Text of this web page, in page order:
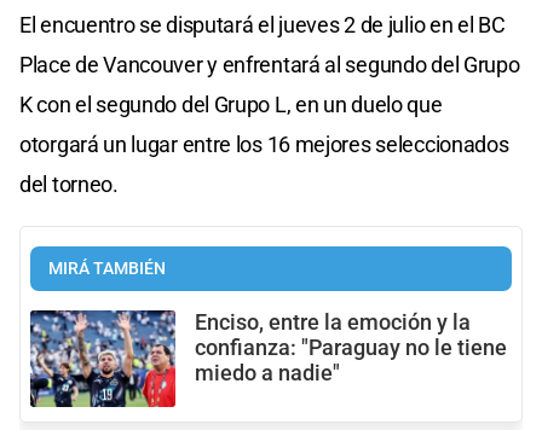
El encuentro se disputará el jueves 2 de julio en el BC
Place de Vancouver y enfrentará al segundo del Grupo
K con el segundo del Grupo L, en un duelo que
otorgará un lugar entre los 16 mejores seleccionados
del torneo.
MIRÁ TAMBIÉN
Enciso, entre la emoción y la
confianza: "Paraguay no le tiene
miedo a nadie"